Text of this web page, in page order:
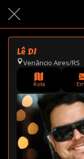
Lê DJ
Venâncio Aires/RS
Rota